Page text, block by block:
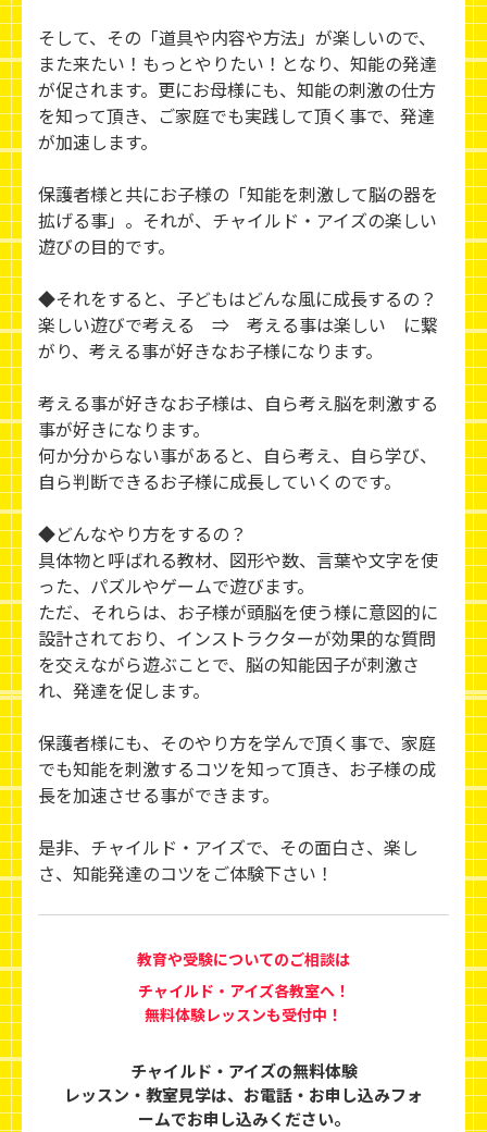
そして、その「道具や内容や方法」が楽しいので、
また来たい！もっとやりたい！となり、知能の発達
が促されます。更にお母様にも、知能の刺激の仕方
を知って頂き、ご家庭でも実践して頂く事で、発達
が加速します。
保護者様と共にお子様の「知能を刺激して脳の器を
拡げる事」。それが、チャイルド・アイズの楽しい
遊びの目的です。
◆それをすると、子どもはどんな風に成長するの？
楽しい遊びで考える ⇒ 考える事は楽しい に繋
がり、考える事が好きなお子様になります。
考える事が好きなお子様は、自ら考え脳を刺激する
事が好きになります。
何か分からない事があると、自ら考え、自ら学び、
自ら判断できるお子様に成長していくのです。
◆どんなやり方をするの？
具体物と呼ばれる教材、図形や数、言葉や文字を使
った、パズルやゲームで遊びます。
ただ、それらは、お子様が頭脳を使う様に意図的に
設計されており、インストラクターが効果的な質問
を交えながら遊ぶことで、脳の知能因子が刺激さ
れ、発達を促します。
保護者様にも、そのやり方を学んで頂く事で、家庭
でも知能を刺激するコツを知って頂き、お子様の成
長を加速させる事ができます。
是非、チャイルド・アイズで、その面白さ、楽し
さ、知能発達のコツをご体験下さい！
教育や受験についてのご相談は
チャイルド・アイズ各教室へ！
無料体験レッスンも受付中！
チャイルド・アイズの無料体験
レッスン・教室見学は、 お電話・お申し込みフォ
ームでお申し込みください。